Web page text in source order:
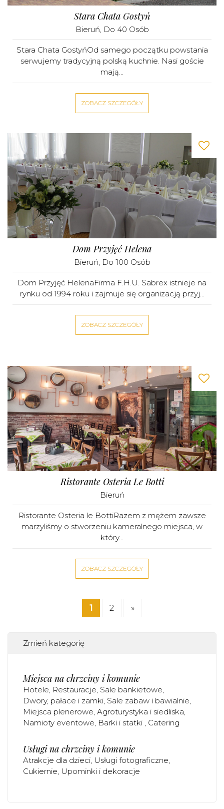
Stara Chata Gostyń
Bieruń, Do 40 Osób
Stara Chata GostyńOd samego początku powstania
serwujemy tradycyjną polską kuchnie. Nasi goście
mają...
ZOBACZ SZCZEGÓŁY
Dom Przyjęć Helena
Bieruń, Do 100 Osób
Dom Przyjęć HelenaFirma F.H.U. Sabrex istnieje na
rynku od 1994 roku i zajmuje się organizacją przyj...
ZOBACZ SZCZEGÓŁY
Ristorante Osteria Le Botti
Bieruń
Ristorante Osteria le BottiRazem z mężem zawsze
marzyliśmy o stworzeniu kameralnego miejsca, w
który...
ZOBACZ SZCZEGÓŁY
1 2 »
Zmień kategorię
Miejsca na chrzciny i komunie
Hotele Restauracje Sale bankietowe
Dwory, pałace i zamki Sale zabaw i bawialnie
Miejsca plenerowe Agroturystyka i siedliska
Namioty eventowe Barki i statki Catering
Usługi na chrzciny i komunie
Atrakcje dla dzieci Usługi fotograficzne
Cukiernie Upominki i dekoracje